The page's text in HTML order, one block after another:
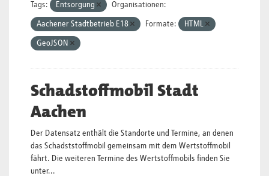
Tags: Entsorgung Organisationen:
Aachener Stadtbetrieb E18 Formate: HTML
GeoJSON
Schadstoffmobil Stadt
Aachen
Der Datensatz enthält die Standorte und Termine, an denen
das Schadststoffmobil gemeinsam mit dem Wertstoffmobil
fährt. Die weiteren Termine des Wertstoffmobils finden Sie
unter...